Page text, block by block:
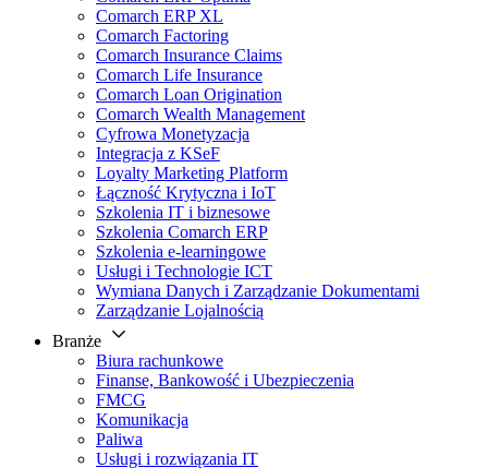
Comarch ERP XL
Comarch Factoring
Comarch Insurance Claims
Comarch Life Insurance
Comarch Loan Origination
Comarch Wealth Management
Cyfrowa Monetyzacja
Integracja z KSeF
Loyalty Marketing Platform
Łączność Krytyczna i IoT
Szkolenia IT i biznesowe
Szkolenia Comarch ERP
Szkolenia e-learningowe
Usługi i Technologie ICT
Wymiana Danych i Zarządzanie Dokumentami
Zarządzanie Lojalnością
Branże
Biura rachunkowe
Finanse, Bankowość i Ubezpieczenia
FMCG
Komunikacja
Paliwa
Usługi i rozwiązania IT